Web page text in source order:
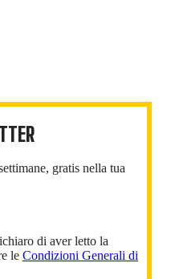
gratis nella tua
di aver letto la
le Condizioni Generali di